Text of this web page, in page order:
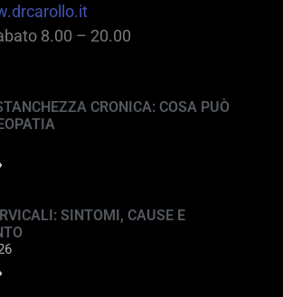
8.00 – 20.00
CRONICA: COSA PUÒ
SINTOMI, CAUSE E